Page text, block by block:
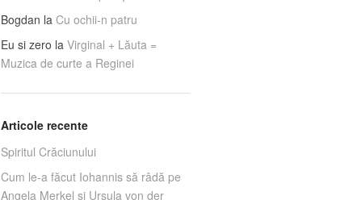
Bogdan la Cu ochii-n patru
Eu si zero la Virginal + Lăuta =
Muzica de curte a Reginei
Articole recente
Spiritul Crăciunului
Cum le-a făcut Iohannis să râdă pe
Angela Merkel și Ursula von der